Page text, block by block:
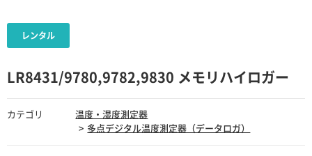
LR8431/9780,9782,9830 メモリハイロガー
カテゴリ
温度・湿度測定器
多点デジタル温度測定器（データロガ）